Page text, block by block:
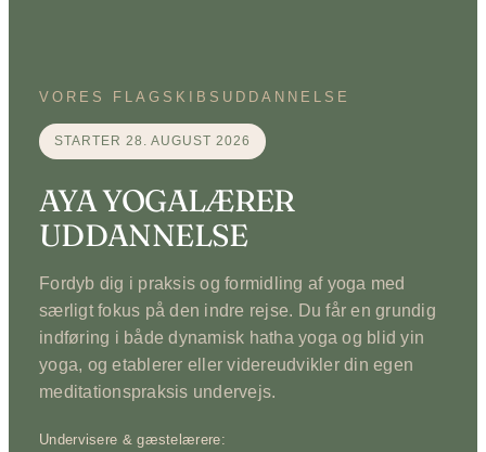
VORES FLAGSKIBSUDDANNELSE
STARTER 28. AUGUST 2026
AYA YOGALÆRER
UDDANNELSE
Fordyb dig i praksis og formidling af yoga med
særligt fokus på den indre rejse. Du får en grundig
indføring i både dynamisk hatha yoga og blid yin
yoga, og etablerer eller videreudvikler din egen
meditationspraksis undervejs.
Undervisere & gæstelærere: